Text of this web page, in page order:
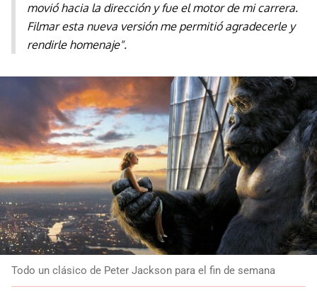
movió hacia la dirección y fue el motor de mi carrera.
Filmar esta nueva versión me permitió agradecerle y
rendirle homenaje".
Todo un clásico de Peter Jackson para el fin de semana